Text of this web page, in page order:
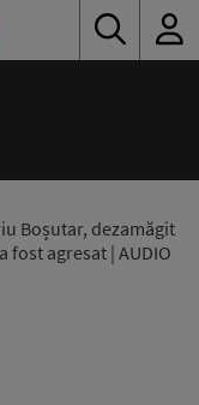
Boșutar, dezamăgit
agresat | AUDIO